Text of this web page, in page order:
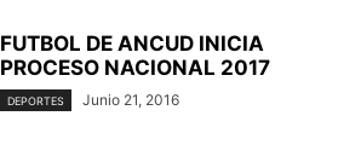
FUTBOL DE ANCUD INICIA
PROCESO NACIONAL 2017
DEPORTES Junio 21, 2016